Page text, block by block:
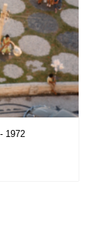
1972